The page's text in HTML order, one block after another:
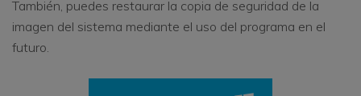
También, puedes restaurar la copia de seguridad de la
imagen del sistema mediante el uso del programa en el
futuro.